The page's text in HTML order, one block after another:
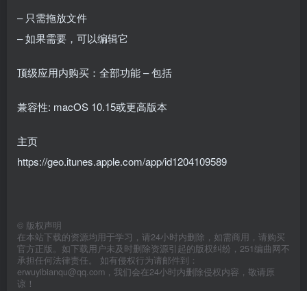
– 只需拖放文件
– 如果需要，可以编辑它
顶级应用内购买：全部功能 – 包括
兼容性: macOS 10.15或更高版本
主页
https://geo.itunes.apple.com/app/id1204109589
© 版权声明
在本站下载的资源均用于学习，请24小时内删除，如需商用，请购买
官方正版。如下载用户未及时删除资源引起的版权纠纷，251编曲网不
承担任何法律责任。 如有侵权行为请邮件到：
erwuyibianqu@qq.com，我们会在24小时内删除侵权内容，敬请原
谅！